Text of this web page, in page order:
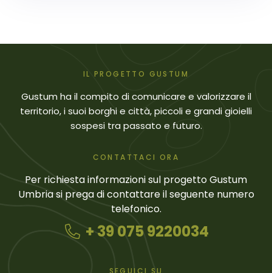
IL PROGETTO GUSTUM
Gustum ha il compito di comunicare e valorizzare il
territorio, i suoi borghi e città, piccoli e grandi gioielli
sospesi tra passato e futuro.
CONTATTACI ORA
Per richiesta informazioni sul progetto Gustum
Umbria si prega di contattare il seguente numero
telefonico.
+ 39 075 9220034
SEGUICI SU